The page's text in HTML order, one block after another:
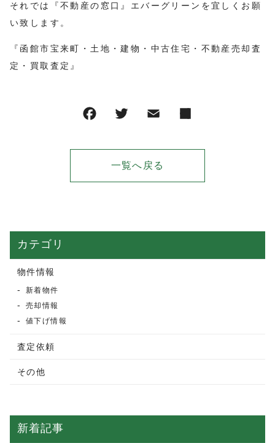
それでは『不動産の窓口』エバーグリーンを宜しくお願
い致します。
『函館市宝来町・土地・建物・中古住宅・不動産売却査
定・買取査定』
一覧へ戻る
カテゴリ
物件情報
新着物件
売却情報
値下げ情報
査定依頼
その他
新着記事